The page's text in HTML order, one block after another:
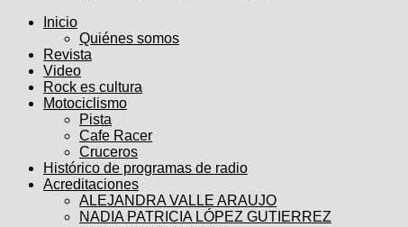
Inicio
Quiénes somos
Revista
Video
Rock es cultura
Motociclismo
Pista
Cafe Racer
Cruceros
Histórico de programas de radio
Acreditaciones
ALEJANDRA VALLE ARAUJO
NADIA PATRICIA LÓPEZ GUTIERREZ